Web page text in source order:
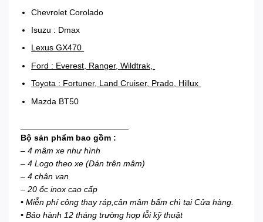
Chevrolet Corolado
Isuzu : Dmax
Lexus GX470
Ford : Everest, Ranger, Wildtrak,
Toyota : Fortuner, Land Cruiser, Prado, Hillux
Mazda BT50
Bộ sản phẩm bao gồm :
– 4 mâm xe như hình
– 4 Logo theo xe (Dán trên mâm)
– 4 chân van
– 20 ốc inox cao cấp
• Miễn phí công thay ráp,cân mâm bấm chì tại Cửa hàng.
• Bảo hành 12 tháng trường hợp lỗi kỹ thuật